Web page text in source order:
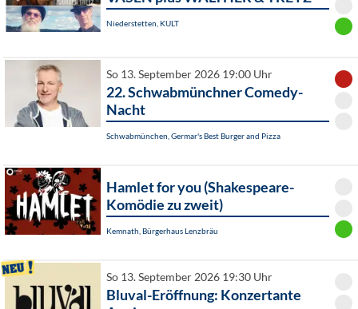
Niederstetten, KULT
So 13. September 2026 19:00 Uhr
22. Schwabmünchner Comedy-
Nacht
Schwabmünchen, Germar's Best Burger and Pizza
Hamlet for you (Shakespeare-
Komödie zu zweit)
Kemnath, Bürgerhaus Lenzbräu
So 13. September 2026 19:30 Uhr
Bluval-Eröffnung: Konzertante